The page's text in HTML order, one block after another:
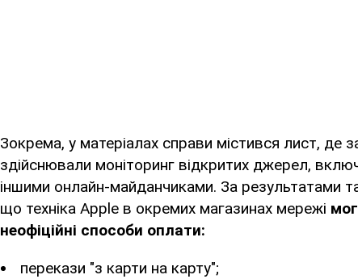
Зокрема, у матеріалах справи містився лист, де
здійснювали моніторинг відкритих джерел,
іншими онлайн-майданчиками. За результатами
що техніка Apple в окремих магазинах мережі
неофіційні способи оплати:
перекази "з карти на карту";